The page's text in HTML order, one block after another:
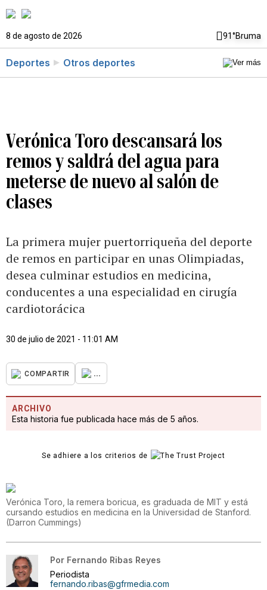
8 de agosto de 2026 91°Bruma
Deportes Otros deportes
Verónica Toro descansará los
remos y saldrá del agua para
meterse de nuevo al salón de
clases
La primera mujer puertorriqueña del deporte
de remos en participar en unas Olimpiadas,
desea culminar estudios en medicina,
conducentes a una especialidad en cirugía
cardiotorácica
30 de julio de 2021 - 11:01 AM
COMPARTIR ...
ARCHIVO
Esta historia fue publicada hace más de 5 años.
Se adhiere a los criterios de
Verónica Toro, la remera boricua, es graduada de MIT y está
cursando estudios en medicina en la Universidad de Stanford.
(Darron Cummings)
Por Fernando Ribas Reyes
Periodista
fernando.ribas@gfrmedia.com